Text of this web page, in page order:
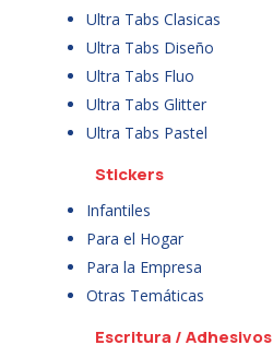
Ultra Tabs Clasicas
Ultra Tabs Diseño
Ultra Tabs Fluo
Ultra Tabs Glitter
Ultra Tabs Pastel
Stickers
Infantiles
Para el Hogar
Para la Empresa
Otras Temáticas
Escritura / Adhesivos